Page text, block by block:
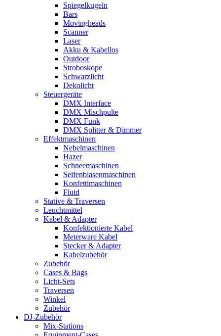
Spiegelkugeln
Bars
Movingheads
Scanner
Laser
Akku & Kabellos
Outdoor
Stroboskope
Schwarzlicht
Dekolicht
Steuergeräte
DMX Interface
DMX Mischpulte
DMX Funk
DMX Splitter & Dimmer
Effektmaschinen
Nebelmaschinen
Hazer
Schneemaschinen
Seifenblasenmaschinen
Konfettimaschinen
Fluid
Stative & Traversen
Leuchtmittel
Kabel & Adapter
Konfektionierte Kabel
Meterware Kabel
Stecker & Adapter
Kabelzubehör
Zubehör
Cases & Bags
Licht-Sets
Traversen
Winkel
Zubehör
DJ-Zubehör
Mix-Stations